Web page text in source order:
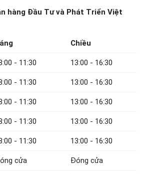
hàng Đầu Tư và Phát Triển Việt
Chiều
- 11:30 13:00 - 16:30
- 11:30 13:00 - 16:30
- 11:30 13:00 - 16:30
- 11:30 13:00 - 16:30
- 11:30 13:00 - 16:30
cửa Đóng cửa